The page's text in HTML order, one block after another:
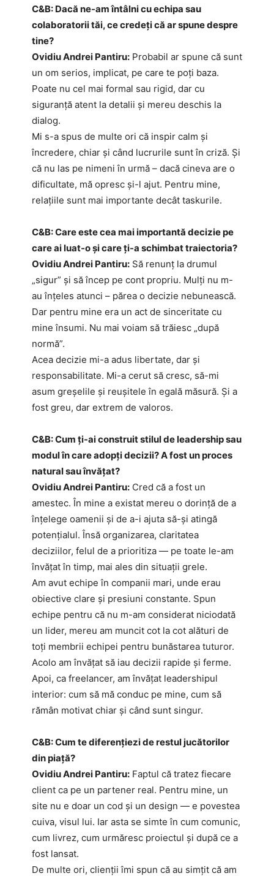
C&B: Dacă ne-am întâlni cu echipa sau
colaboratorii tăi, ce credeți că ar spune despre
tine?
Ovidiu Andrei Pantiru: Probabil ar spune că sunt
un om serios, implicat, pe care te poți baza.
Poate nu cel mai formal sau rigid, dar cu
siguranță atent la detalii și mereu deschis la
dialog.
Mi s-a spus de multe ori că inspir calm și
încredere, chiar și când lucrurile sunt în criză. Și
că nu las pe nimeni în urmă – dacă cineva are o
dificultate, mă opresc și-l ajut. Pentru mine,
relațiile sunt mai importante decât taskurile.
C&B: Care este cea mai importantă decizie pe
care ai luat-o și care ți-a schimbat traiectoria?
Ovidiu Andrei Pantiru: Să renunț la drumul
„sigur” și să încep pe cont propriu. Mulți nu m-
au înțeles atunci – părea o decizie nebunească.
Dar pentru mine era un act de sinceritate cu
mine însumi. Nu mai voiam să trăiesc „după
normă”.
Acea decizie mi-a adus libertate, dar și
responsabilitate. Mi-a cerut să cresc, să-mi
asum greșelile și reușitele în egală măsură. Și a
fost greu, dar extrem de valoros.
C&B: Cum ți-ai construit stilul de leadership sau
modul în care adopți decizii? A fost un proces
natural sau învățat?
Ovidiu Andrei Pantiru: Cred că a fost un
amestec. În mine a existat mereu o dorință de a
înțelege oamenii și de a-i ajuta să-și atingă
potențialul. Însă organizarea, claritatea
deciziilor, felul de a prioritiza — pe toate le-am
învățat în timp, mai ales din situații grele.
Am avut echipe în companii mari, unde erau
obiective clare și presiuni constante. Spun
echipe pentru că nu m-am considerat niciodată
un lider, mereu am muncit cot la cot alături de
toți membrii echipei pentru bunăstarea tuturor.
Acolo am învățat să iau decizii rapide și ferme.
Apoi, ca freelancer, am învățat leadershipul
interior: cum să mă conduc pe mine, cum să
rămân motivat chiar și când sunt singur.
C&B: Cum te diferențiezi de restul jucătorilor
din piață?
Ovidiu Andrei Pantiru: Faptul că tratez fiecare
client ca pe un partener real. Pentru mine, un
site nu e doar un cod și un design — e povestea
cuiva, visul lui. Iar asta se simte în cum comunic,
cum livrez, cum urmăresc proiectul și după ce a
fost lansat.
De multe ori, clienții îmi spun că au simțit că am